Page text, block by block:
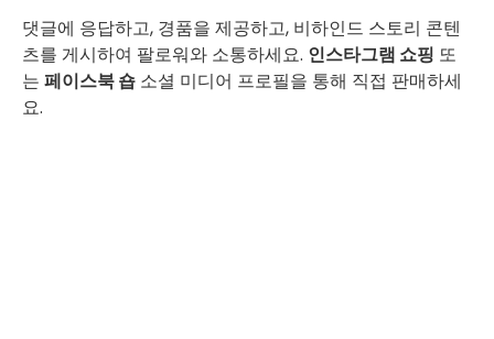
댓글에 응답하고, 경품을 제공하고, 비하인드 스토리 콘텐
츠를 게시하여 팔로워와 소통하세요. 인스타그램 쇼핑 또
는 페이스북 숍 소셜 미디어 프로필을 통해 직접 판매하세
요.